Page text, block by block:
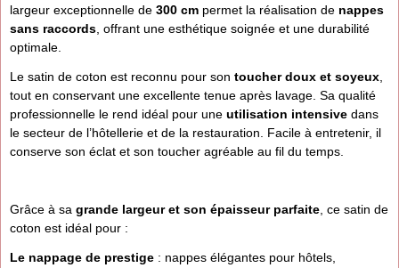
largeur exceptionnelle de 300 cm permet la réalisation de nappes
sans raccords , offrant une esthétique soignée et une durabilité
optimale.
Le satin de coton est reconnu pour son toucher doux et soyeux
tout en conservant une excellente tenue après lavage. Sa qualité
professionnelle le rend idéal pour une utilisation intensive dans
le secteur de l’hôtellerie et de la restauration. Facile à entretenir, il
conserve son éclat et son toucher agréable au fil du temps.
Grâce à sa grande largeur et son épaisseur parfaite , ce satin de
coton est idéal pour :
Le nappage de prestige : nappes élégantes pour hôtels,